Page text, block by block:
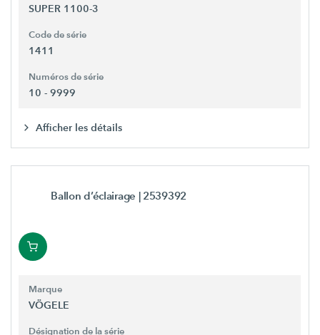
SUPER 1100-3
Code de série
1411
Numéros de série
10 - 9999
Afficher les détails
Ballon d’éclairage | 2539392
Marque
VÖGELE
Désignation de la série